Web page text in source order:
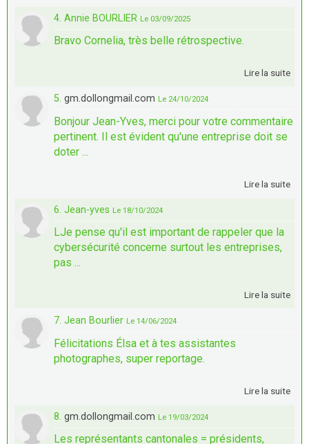
4. Annie BOURLIER Le 03/09/2025
Bravo Cornelia, très belle rétrospective.
Lire la suite
5. gm.dollongmail.com Le 24/10/2024
Bonjour Jean-Yves, merci pour votre commentaire
pertinent. Il est évident qu'une entreprise doit se
doter ...
Lire la suite
6. Jean-yves Le 18/10/2024
LJe pense qu'il est important de rappeler que la
cybersécurité concerne surtout les entreprises,
pas ...
Lire la suite
7. Jean Bourlier Le 14/06/2024
Félicitations Élsa et à tes assistantes
photographes, super reportage.
Lire la suite
8. gm.dollongmail.com Le 19/03/2024
Les représentants cantonales = présidents,